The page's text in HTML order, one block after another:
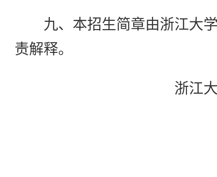
九、本招生简章由浙江大学
责解释。
浙江